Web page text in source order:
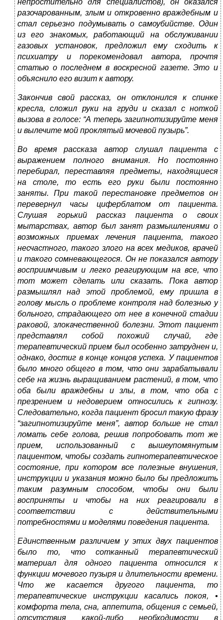
непростительно для специалистов), он оказался
разочарованным, злым и откровенно враждебным и
стал серьезно подумывать о самоубийстве. Один
из его знакомых, работающий на обслуживании
газовых установок, предложил ему сходить к
психиатру и порекомендовал автора, прочтя
статью о последнем в воскресной газете. Это и
объяснило его визит к автору.
Закончив свой рассказ, он отклонился к спинке
кресла, сложил руки на груди и сказал с ноткой
вызова в голосе: “А теперь загипнотизируйте меня
и вылечите мой проклятый мочевой пузырь”.
Во время рассказа автор слушал пациента с
выражением полного внимания. Но постоянно
перебирал, переставляя предметы, находящиеся
на столе, то есть его руки были постоянно
заняты. При такой перестановке предметов он
перевернул часы циферблатом от пациента.
Слушая горький рассказ пациента о своих
мытарствах, автор был занят размышлениями о
возможных приемах лечения пациента, такого
несчастного, такого злого на всех медиков, врачей
и такого сомневающегося. Он не показался автору
восприимчивым и легко реагирующим на все, что
тот может сделать или сказать. Пока автор
размышлял над этой проблемой, ему пришла в
голову мысль о проблеме контроля над болезнью у
больного, страдающего от нее в конечной стадии
раковой, злокачественной болезни. Этот пациент
представлял собой похожий случай, где
терапевтический прием был особенно затруднен и,
однако, достиг в конце концов успеха. У пациентов
было много общего в том, что они зарабатывали
себе на жизнь выращиванием растений, в том, что
оба были враждебны и злы, в том, что оба с
презрением и недоверием относились к гипнозу.
Следовательно, когда пациент бросил такую фразу
“загипнотизируйте меня”, автор больше не стал
ломать себе голова, решив попробовать тот же
прием, использованный с вышеупомянутым
пациентом, чтобы создать гипнотерапевтическое
состояние, при котором все полезные внушения,
инструкции и указания можно было бы предложить
таким разумным способом, чтобы они были
восприняты и чтобы на них реагировали в
соответствии с действительными
потребностями и моделями поведения пациента.
Единственным различием у этих двух пациентов
было то, что сотканный терапевтический
материал для одного пациента относился к
функции мочевого пузыря и длительности времени.
Что же касается другого пациента, то
терапевтические инструкции касались покоя, •
комфорта тела, сна, аппетита, общения с семьей,
отсутствия какой-либо необходимости в